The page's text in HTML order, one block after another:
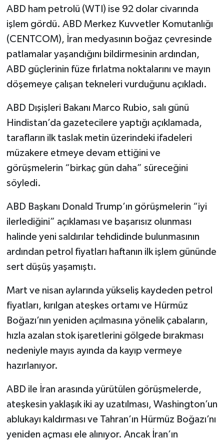
ABD ham petrolü (WTI) ise 92 dolar civarında
işlem gördü. ABD Merkez Kuvvetler Komutanlığı
(CENTCOM), İran medyasının boğaz çevresinde
patlamalar yaşandığını bildirmesinin ardından,
ABD güçlerinin füze fırlatma noktalarını ve mayın
döşemeye çalışan tekneleri vurduğunu açıkladı.
ABD Dışişleri Bakanı Marco Rubio, salı günü
Hindistan’da gazetecilere yaptığı açıklamada,
tarafların ilk taslak metin üzerindeki ifadeleri
müzakere etmeye devam ettiğini ve
görüşmelerin “birkaç gün daha” süreceğini
söyledi.
ABD Başkanı Donald Trump’ın görüşmelerin “iyi
ilerlediğini” açıklaması ve başarısız olunması
halinde yeni saldırılar tehdidinde bulunmasının
ardından petrol fiyatları haftanın ilk işlem gününde
sert düşüş yaşamıştı.
Mart ve nisan aylarında yükseliş kaydeden petrol
fiyatları, kırılgan ateşkes ortamı ve Hürmüz
Boğazı’nın yeniden açılmasına yönelik çabaların,
hızla azalan stok işaretlerini gölgede bırakması
nedeniyle mayıs ayında da kayıp vermeye
hazırlanıyor.
ABD ile İran arasında yürütülen görüşmelerde,
ateşkesin yaklaşık iki ay uzatılması, Washington’un
ablukayı kaldırması ve Tahran’ın Hürmüz Boğazı’nı
yeniden açması ele alınıyor. Ancak İran’ın